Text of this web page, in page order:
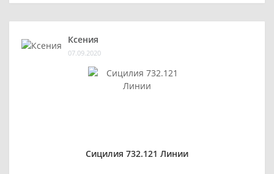
Ксения
07.09.2020
Сицилия 732.121 Линии